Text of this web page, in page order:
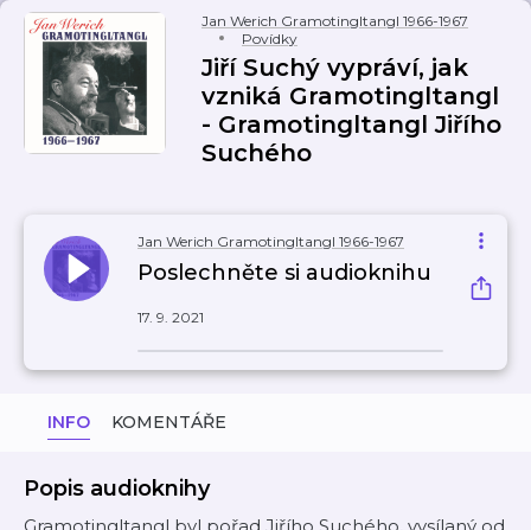
Jan Werich Gramotingltangl 1966-1967
Povídky
Jiří Suchý vypráví, jak
vzniká Gramotingltangl
- Gramotingltangl Jiřího
Suchého
Jan Werich Gramotingltangl 1966-1967
Poslechněte si audioknihu
17. 9. 2021
INFO KOMENTÁŘE
Popis audioknihy